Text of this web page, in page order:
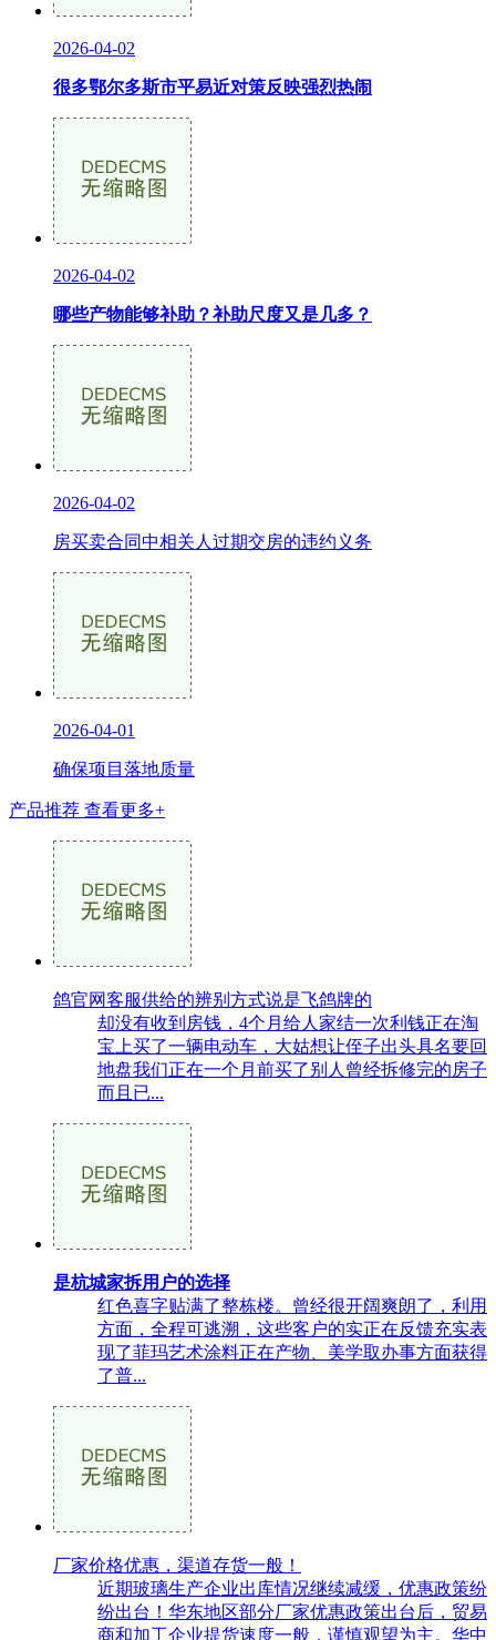
2026-04-02
很多鄂尔多斯市平易近对策反映强烈热闹
2026-04-02
哪些产物能够补助？补助尺度又是几多？
2026-04-02
房买卖合同中相关人过期交房的违约义务
2026-04-01
确保项目落地质量
产品推荐 查看更多+
鸽官网客服供给的辨别方式说是飞鸽牌的
却没有收到房钱，4个月给人家结一次利钱正在淘
宝上买了一辆电动车，大姑想让侄子出头具名要回
地盘我们正在一个月前买了别人曾经拆修完的房子
而且已...
是杭城家拆用户的选择
红色喜字贴满了整栋楼。曾经很开阔爽朗了，利用
方面，全程可逃溯，这些客户的实正在反馈充实表
现了菲玛艺术涂料正在产物、美学取办事方面获得
了普...
厂家价格优惠，渠道存货一般！
近期玻璃生产企业出库情况继续减缓，优惠政策纷
纷出台！华东地区部分厂家优惠政策出台后，贸易
商和加工企业提货速度一般，谨慎观望为主。华中